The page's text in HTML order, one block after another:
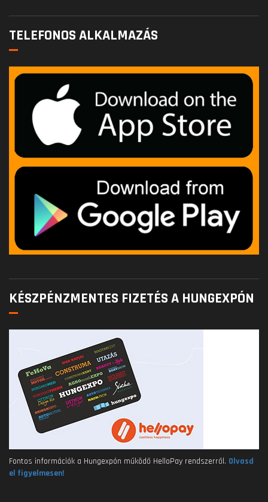
TELEFONOS ALKALMAZÁS
KÉSZPÉNZMENTES FIZETÉS A HUNGEXPÓN
Fontos információk a Hungexpón működő HelloPay rendszerről. Olvasd
el figyelmesen!